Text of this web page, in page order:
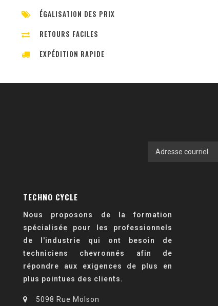
ÉGALISATION DES PRIX
RETOURS FACILES
EXPÉDITION RAPIDE
TECHNO CYCLE
Nous proposons de la formation
spécialisée pour les professionnels
de l'industrie qui ont besoin de
techniciens chevronnés afin de
répondre aux exigences de plus en
plus pointues des clients.
5098 Rue Molson